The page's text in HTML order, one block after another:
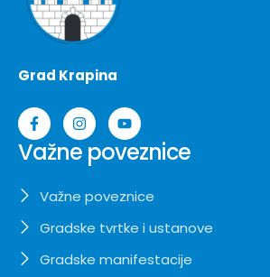
Grad Krapina
Važne poveznice
Važne poveznice
Gradske tvrtke i ustanove
Gradske manifestacije